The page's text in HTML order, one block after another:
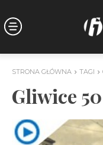
STRONA GŁÓWNA TAGI
Gliwice